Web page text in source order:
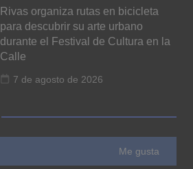
Rivas organiza rutas en bicicleta
para descubrir su arte urbano
durante el Festival de Cultura en la
Calle
7 de agosto de 2026
Me gusta